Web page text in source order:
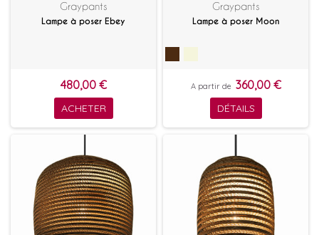
Graypants
Lampe à poser Ebey
480,00 €
ACHETER
Graypants
Lampe à poser Moon
A partir de 360,00 €
DÉTAILS